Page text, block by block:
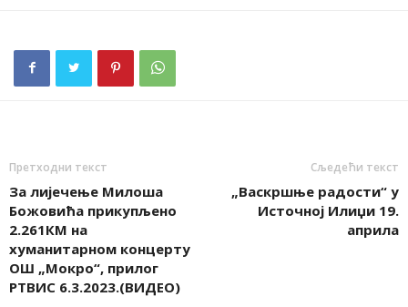
Претходни текст
За лијечење Милоша
Божовића прикупљено
2.261КМ на
хуманитарном концерту
ОШ „Мокро“, прилог
РТВИС 6.3.2023.(ВИДЕО)
Сљедећи текст
„Васкршње радости“ у
Источној Илиџи 19.
априла